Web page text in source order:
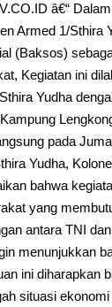
â€“
Armed 1/Sthira
(Baksos)
Kegiatan ini
Yudha
pada
Yudha,
bahwa
yang
antara TNI
menunjukkan
ini diharapkan
situasi ekonomi